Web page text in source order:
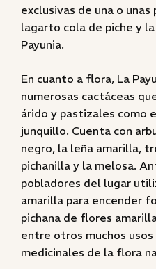
exclusivas de una o
lagarto cola de piche y
Payunia.
En cuanto a flora, La
numerosas cactáceas
árido y pastizales como
junquillo. Cuenta con
negro, la leña amarilla,
pichanilla y la melosa.
pobladores del lugar
amarilla para encender
pichana de flores
entre otros muchos
medicinales de la flora